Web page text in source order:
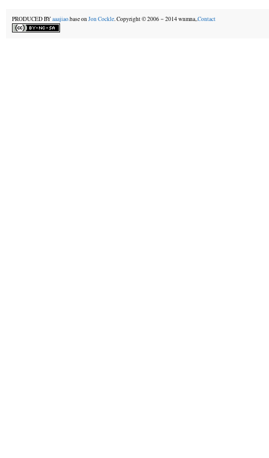
PRODUCED BYaaajiao.base onJon Cockle. Copyright © 2006－2014 wnmna,.Contact